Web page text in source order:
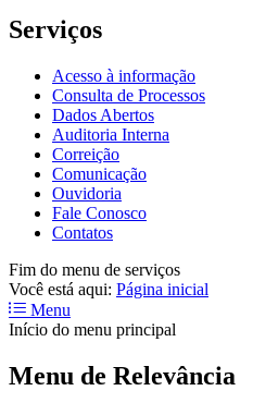
Serviços
Acesso à informação
Consulta de Processos
Dados Abertos
Auditoria Interna
Correição
Comunicação
Ouvidoria
Fale Conosco
Contatos
Fim do menu de serviços
Você está aqui: Página inicial
Menu
Início do menu principal
Menu de Relevância